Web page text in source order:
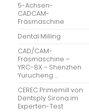
5-Achsen-
CADCAM-
Fräsmaschine
Dental Milling
CAD/CAM-
Fräsmaschine –
YRC-8X – Shenzhen
Yurucheng …
CEREC Primemill von
Dentsply Sirona im
Experten-Test